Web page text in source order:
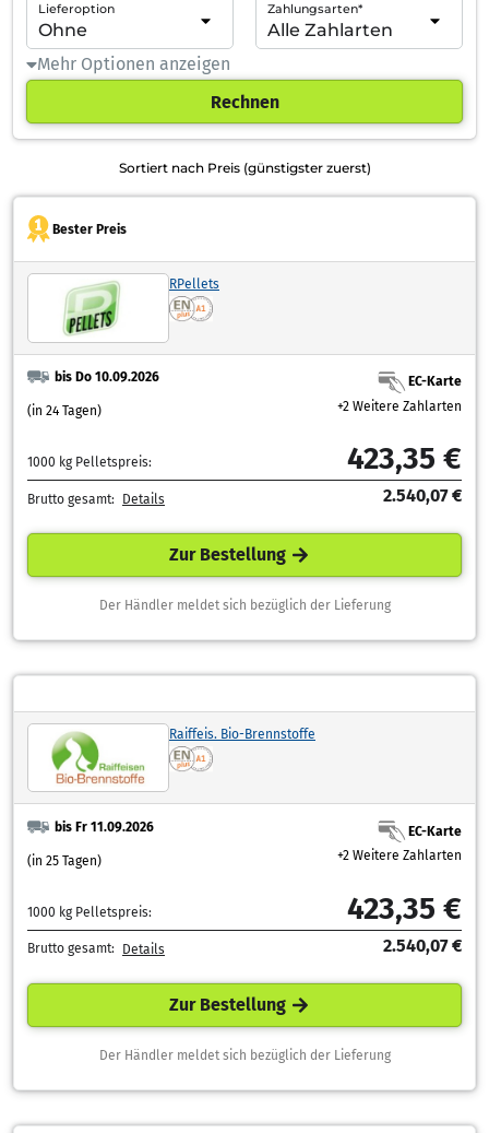
Lieferoption Zahlungsarten*
Mehr Optionen anzeigen
Rechnen
Sortiert nach Preis (günstigster zuerst)
Bester Preis
RPellets
bis Do 10.09.2026
(in 24 Tagen)
EC-Karte
+2 Weitere Zahlarten
1000 kg Pelletspreis: 423,35 €
Brutto gesamt: Details 2.540,07 €
Zur Bestellung
Der Händler meldet sich bezüglich der Lieferung
Raiffeis. Bio-Brennstoffe
bis Fr 11.09.2026
(in 25 Tagen)
EC-Karte
+2 Weitere Zahlarten
1000 kg Pelletspreis: 423,35 €
Brutto gesamt: Details 2.540,07 €
Zur Bestellung
Der Händler meldet sich bezüglich der Lieferung